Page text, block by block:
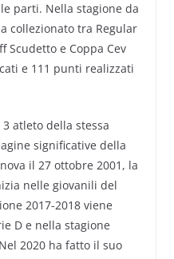
parti. Nella stagione da
collezionato tra Regular
Scudetto e Coppa Cev
e 111 punti realizzati
atleto della stessa
significative della
il 27 ottobre 2001, la
nelle giovanili del
2017-2018 viene
D e nella stagione
2020 ha fatto il suo